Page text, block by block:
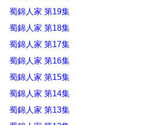
蜀錦人家 第19集
蜀錦人家 第18集
蜀錦人家 第17集
蜀錦人家 第16集
蜀錦人家 第15集
蜀錦人家 第14集
蜀錦人家 第13集